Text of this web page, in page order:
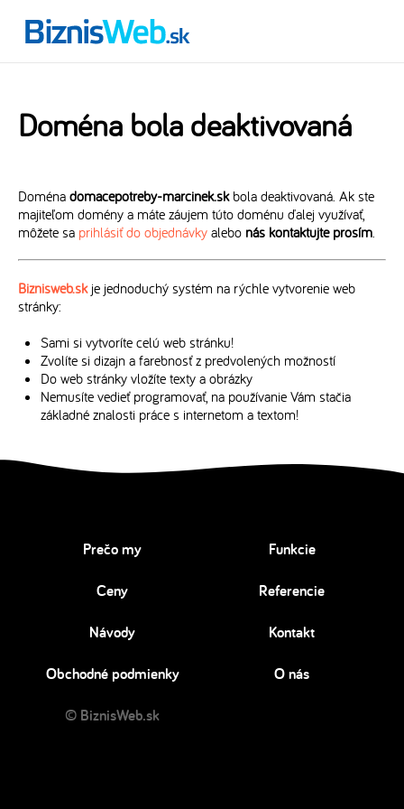
Doména bola deaktivovaná
Doména domacepotreby-marcinek.skbola deaktivovaná. Ak ste
majiteľom domény a máte záujem túto doménu ďalej využívať,
môžete sa prihlásiť do objednávky alebo nás kontaktujte prosím.
Biznisweb.skje jednoduchý systém na rýchle vytvorenie web
stránky:
Sami si vytvoríte celú web stránku!
Zvolíte si dizajn a farebnosť z predvolených možností
Do web stránky vložíte texty a obrázky
Nemusíte vedieť programovať, na používanie Vám stačia
základné znalosti práce s internetom a textom!
Prečo my Funkcie
Ceny Referencie
Návody Kontakt
Obchodné podmienky O nás
© BiznisWeb.sk